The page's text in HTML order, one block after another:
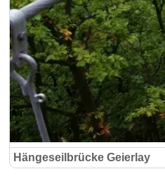
Hängeseilbrücke Geierlay